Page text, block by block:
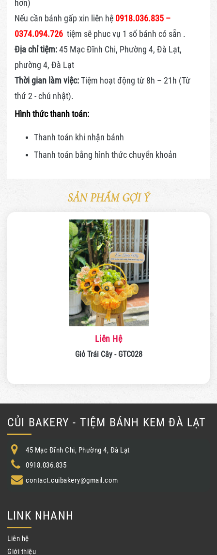
hơn)
Nếu cần bánh gấp xin liên hệ 0918.036.835 –
0374.094.726 tiệm sẽ phuc vụ 1 số bánh có sẵn .
Địa chỉ tiệm:45 Mạc Đĩnh Chi, Phường 4, Đà Lạt,
phường 4, Đà Lạt
Thời gian làm việc:Tiệm hoạt động từ 8h – 21h (Từ
thứ 2 - chủ nhật).
Hình thức thanh toán:
Thanh toán khi nhận bánh
Thanh toán bằng hình thứcchuyển khoản
SẢN PHẨM GỢI Ý
Liên Hệ
Giỏ Trái Cây - GTC028
CỦI BAKERY - TIỆM BÁNH KEM ĐÀ LẠT
45 Mạc Đĩnh Chi, Phường 4, Đà Lạt
0918.036.835
contact.cuibakery@gmail.com
LINK NHANH
Liên hệ
Giới thiệu